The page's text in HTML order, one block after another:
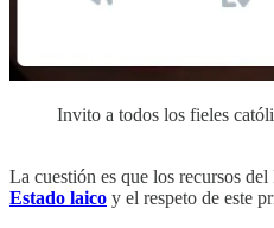
Invito a todos los fieles
La cuestión es que los recursos
Estado laico y el respeto de este